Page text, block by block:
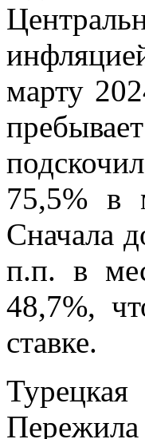
марту
75,5% в
Сначала
п.п. в
48,7%,
ставке.